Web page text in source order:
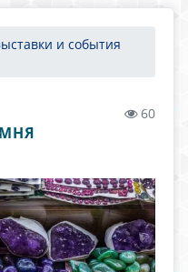
и события
60